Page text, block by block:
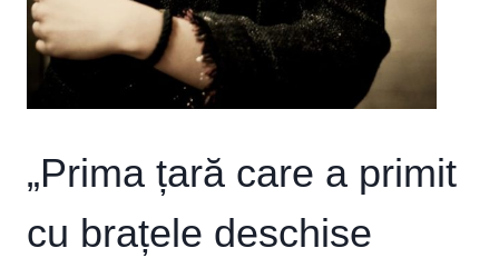
„Prima țară care a primit
cu brațele deschise